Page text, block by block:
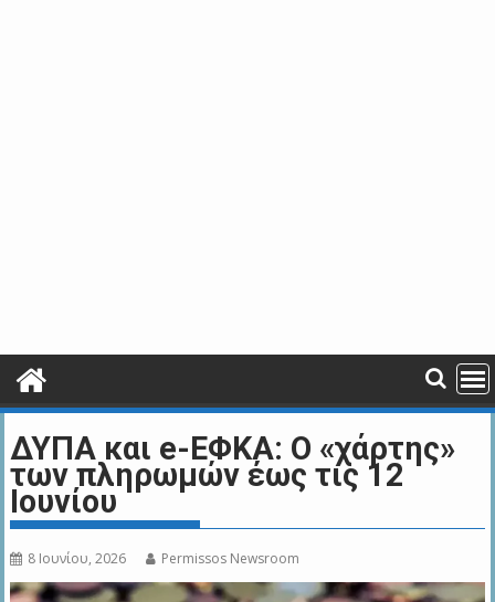
ΔΥΠΑ και e-ΕΦΚΑ: Ο «χάρτης»
των πληρωμών έως τις 12
Ιουνίου
8 Ιουνίου, 2026 Permissos Newsroom